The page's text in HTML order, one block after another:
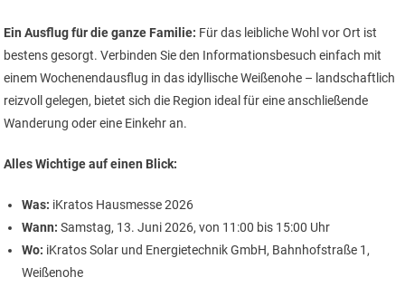
Ein Ausflug für die ganze Familie: Für das leibliche Wohl vor Ort ist
bestens gesorgt. Verbinden Sie den Informationsbesuch einfach mit
einem Wochenendausflug in das idyllische Weißenohe – landschaftlich
reizvoll gelegen, bietet sich die Region ideal für eine anschließende
Wanderung oder eine Einkehr an.
Alles Wichtige auf einen Blick:
Was: iKratos Hausmesse 2026
Wann: Samstag, 13. Juni 2026, von 11:00 bis 15:00 Uhr
Wo: iKratos Solar und Energietechnik GmbH, Bahnhofstraße 1,
Weißenohe